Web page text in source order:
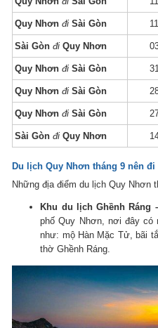
Quy Nhơnđi Sài Gòn
Sài Gònđi Quy Nhơn
Quy Nhơnđi Sài Gòn
Quy Nhơnđi Sài Gòn
Quy Nhơnđi Sài Gòn
Sài Gònđi Quy Nhơn
Du lịch Quy Nhơn tháng 9 nên
Những địa điểm du lịch Quy Nhơn
Khu du lịch Ghềnh Ráng
phố Quy Nhơn, nơi đây có
như: mộ Hàn Mặc Tử, bãi
thờ Ghềnh Ráng.